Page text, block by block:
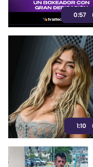
0:57
1:10